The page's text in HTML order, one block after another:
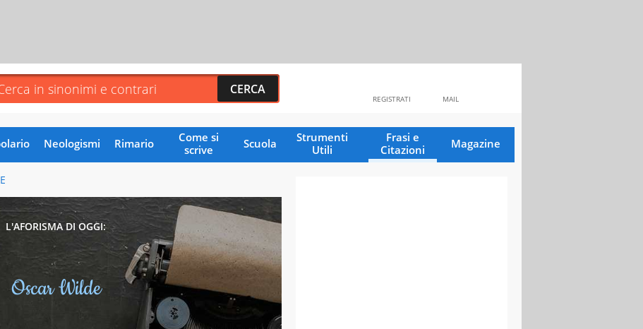
MAIL
REGISTRATI
Neologismi Rimario
Come si
scrive
Scuola
Strumenti
Utili
Frasi e
Citazioni
Magazine
L'AFORISMA DI OGGI:
Oscar Wilde